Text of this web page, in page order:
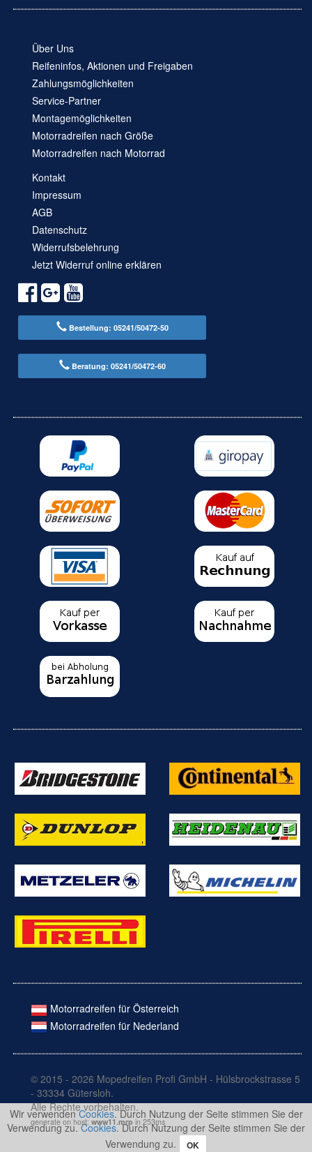
Wir verwendenCookies. Durch Nutzung der Seite stimmen Sie der
Verwendung zu.Cookies. Durch Nutzung der Seite stimmen Sie der
Verwendung zu.
OK
Über Uns
Reifeninfos, Aktionen und Freigaben
Zahlungsmöglichkeiten
Service-Partner
Montagemöglichkeiten
Motorradreifen nach Größe
Motorradreifen nach Motorrad
Kontakt
Impressum
AGB
Datenschutz
Widerrufsbelehrung
Jetzt Widerruf online erklären
Bestellung: 05241/50472-50
Beratung: 05241/50472-60
Motorradreifen für Österreich
Motorradreifen für Nederland
© 2015 - 2026 Mopedreifen Profi GmbH - Hülsbrockstrasse 5
- 33334 Gütersloh.
Alle Rechte vorbehalten.
generate on host: www11.mrp in 253ms